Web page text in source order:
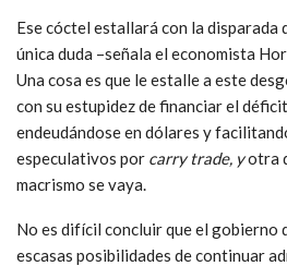
Ese cóctel estallará con la disparada
única duda –señala el economista
Una cosa es que le estalle a este
con su estupidez de financiar el
endeudándose en dólares y
especulativos por carry trade, yotra
macrismo se vaya.
No es difícil concluir que el
escasas posibilidades de continuar